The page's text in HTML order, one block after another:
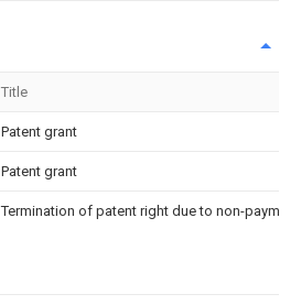
Title
Patent grant
Patent grant
Termination of patent right due to non-